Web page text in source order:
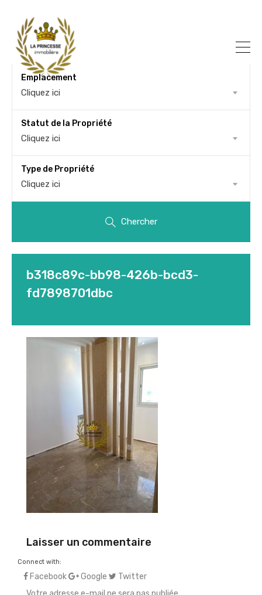
Emplacement
Cliquez ici
Statut de la Propriété
Cliquez ici
Type de Propriété
Cliquez ici
Chercher
b318c89c-bb98-426b-bcd3-
fd7898701dbc
Laisser un commentaire
Connect with:
Facebook Google
Twitter